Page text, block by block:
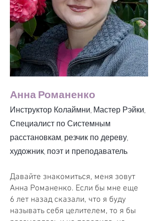
Анна Романенко
Инструктор Колаймни, Мастер Рэйки,
Специалист по Системным
расстановкам, резчик по дереву,
художник, поэт и преподаватель.
Давайте знакомиться, меня зовут
Анна Романенко. Если бы мне еще
6 лет назад сказали, что я буду
называть себя целителем, то я бы